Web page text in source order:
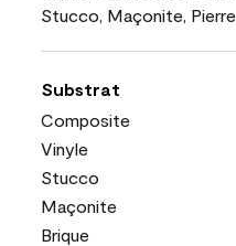
Stucco, Maçonite, Pierre
Substrat
Composite
Vinyle
Stucco
Maçonite
Brique